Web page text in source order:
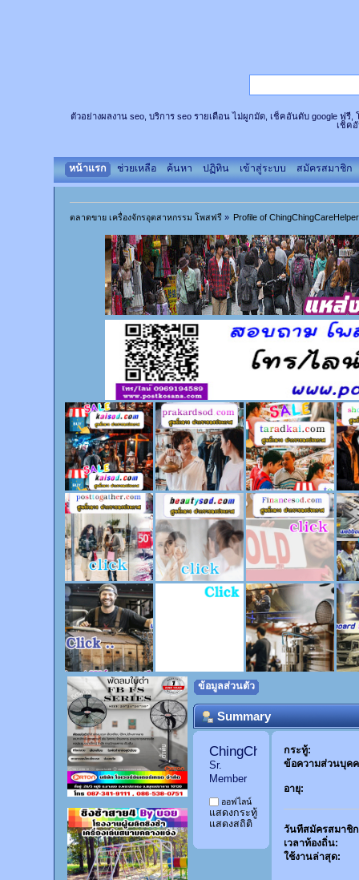
ตัวอย่างผลงาน seo, บริการ seo รายเดือน ไม่ผูกมัด, เช็คอันดับ google ฟรี,
เช็ค
หน้าแรก ช่วยเหลือ ค้นหา ปฏิทิน เข้าสู่ระบบ สมัครสมาชิก
ตลาดขาย เครื่องจักรอุตสาหกรรม โพสฟรี» Profile of ChingChingCareHelper
ข้อมูลส่วนตัว
Summary
Sr.
Member
ออฟไลน์
แสดงกระทู้
แสดงสถิติ
กระทู้:
ข้อความส่วนบุค
อายุ:
วันที่สมัครสมาชิ
เวลาท้องถิ่น:
ใช้งานล่าสุด: